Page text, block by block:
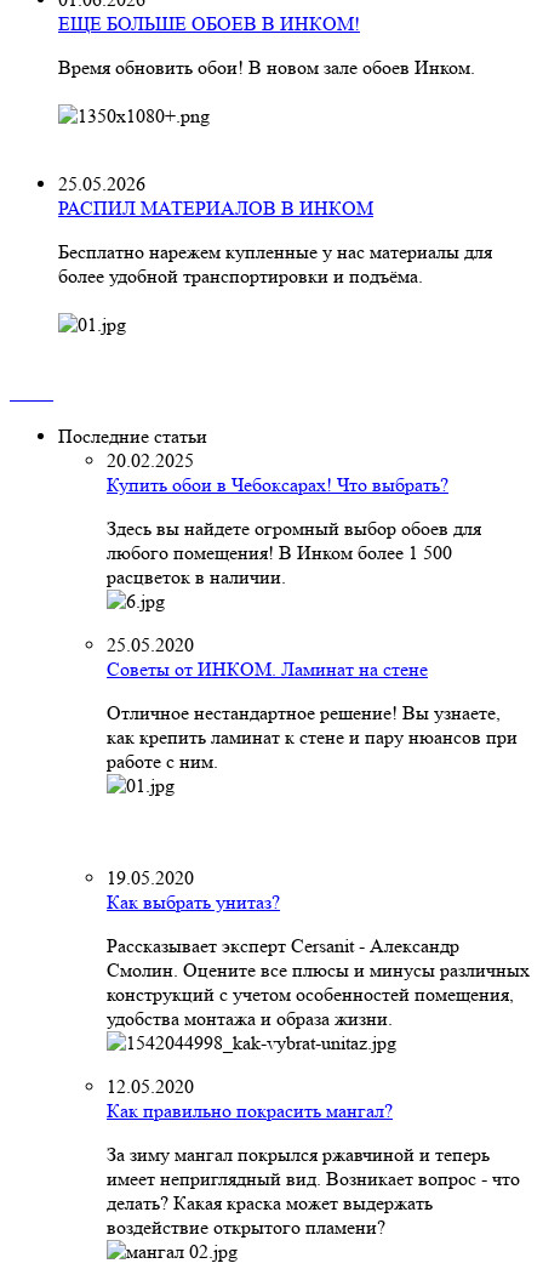
ЕЩЕ БОЛЬШЕ ОБОЕВ В ИНКОМ!
Время обновить обои! В новом зале обоев Инком.
25.05.2026
РАСПИЛ МАТЕРИАЛОВ В ИНКОМ
Бесплатно нарежем купленные у нас материалы для
более удобной транспортировки и подъёма.
Последние статьи
20.02.2025
Купить обои в Чебоксарах! Что выбрать?
Здесь вы найдете огромный выбор обоев для
любого помещения! В Инком более 1 500
расцветок в наличии.
25.05.2020
Советы от ИНКОМ. Ламинат на стене
Отличное нестандартное решение! Вы узнаете,
как крепить ламинат к стене и пару нюансов при
работе с ним.
19.05.2020
Как выбрать унитаз?
Рассказывает эксперт Cersanit - Александр
Смолин. Оцените все плюсы и минусы различных
конструкций с учетом особенностей помещения,
удобства монтажа и образа жизни.
12.05.2020
Как правильно покрасить мангал?
За зиму мангал покрылся ржавчиной и теперь
имеет неприглядный вид. Возникает вопрос - что
делать? Какая краска может выдержать
воздействие открытого пламени?